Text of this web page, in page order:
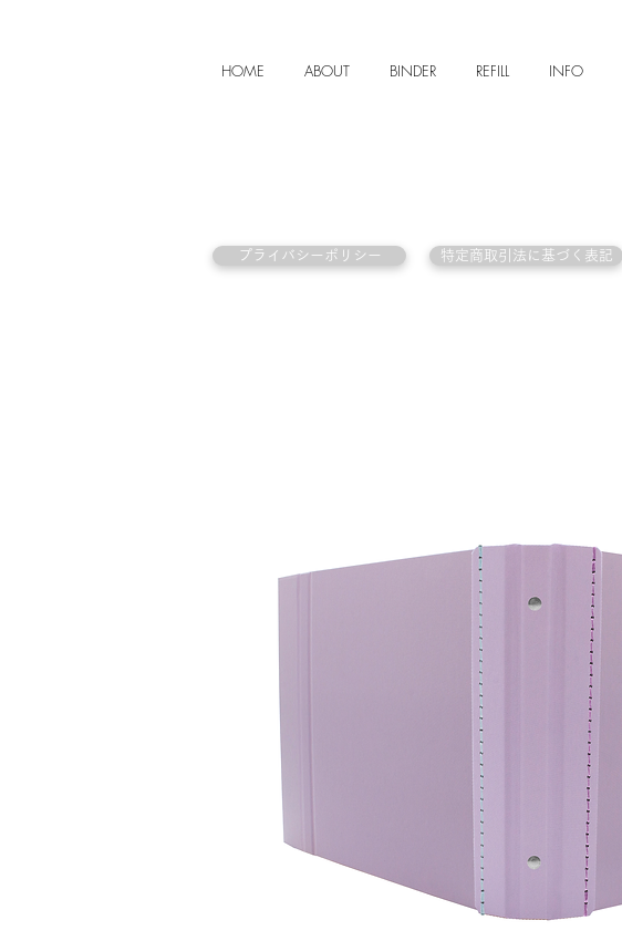
HOME ABOUT BINDER REFILL INFO
プライバシーポリシー 特定商取引法に基づく表記